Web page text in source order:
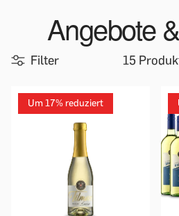
Angebote
Filter 15
Um 17% reduziert